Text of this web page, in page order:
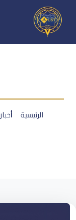
الرئيسية أخبار